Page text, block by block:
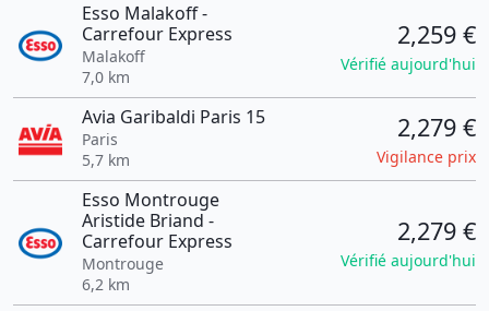
Esso Malakoff -
Carrefour Express
Malakoff
7,0 km
2,259 €
Vérifié aujourd'hui
Avia Garibaldi Paris 15
Paris
5,7 km
2,279 €
Vigilance prix
Esso Montrouge
Aristide Briand -
Carrefour Express
Montrouge
6,2 km
2,279 €
Vérifié aujourd'hui